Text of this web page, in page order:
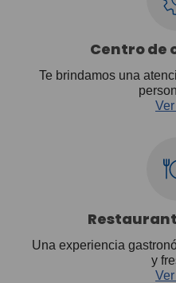
Centro de
Te brindamos una
Una experiencia
y